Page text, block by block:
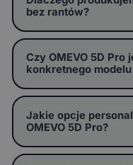
bez rantów?
Czy OMEVO 5D Pro
konkretnego
Jakie opcje
OMEVO 5D Pro?